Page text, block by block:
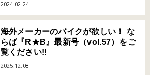
2024.02.24
海外メーカーのバイクが欲しい！ な
らば『R★B』最新号（vol.57）をご
覧ください!!
2025.12.08